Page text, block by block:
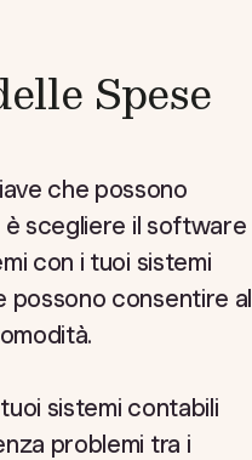
Spese
che possono
è scegliere il software
con i tuoi sistemi
possono consentire al
sistemi contabili
problemi tra i